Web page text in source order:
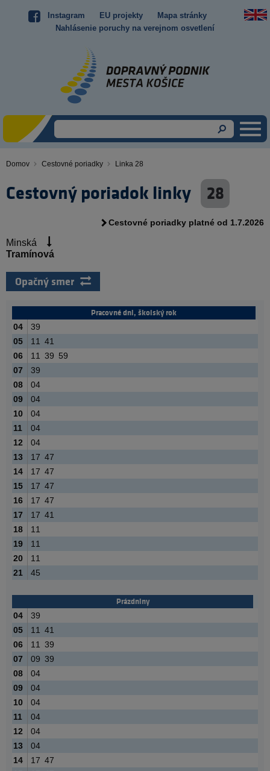
Instagram EU projekty
Mapa stránky
Nahlásenie poruchy na verejnom osvetlení
Domov Cestovné poriadky Linka 28
Cestovný poriadok linky 28
Cestovné poriadky platné od 1.7.2026
Minská
Tramínová
Opačný smer
Pracovné dni, školský rok
04
39
05
11 41
06
11 39 59
07
39
08
04
09
04
10
04
11
04
12
04
13
17 47
14
17 47
15
17 47
16
17 47
17
17 41
18
11
19
11
20
11
21
45
Prázdniny
04
39
05
11 41
06
11 39
07
09 39
08
04
09
04
10
04
11
04
12
04
13
04
14
17 47